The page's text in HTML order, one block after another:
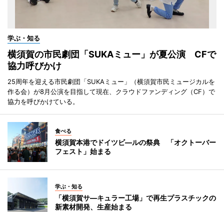
学ぶ・知る
横須賀の市民劇団「SUKAミュー」が夏公演 CFで
協力呼びかけ
25周年を迎える市民劇団「SUKAミュー」（横須賀市民ミュージカルを
作る会）が8月公演を目指して現在、クラウドファンディング（CF）で
協力を呼びかけている。
食べる
横須賀本港でドイツビ―ルの祭典 「オクトーバー
フェスト」始まる
学ぶ・知る
「横須賀サ―キュラー工場」で再生プラスチックの
新素材開発、生産始まる